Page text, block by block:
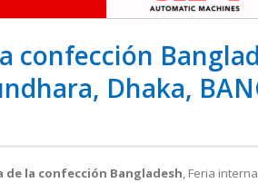
confección
Dhaka,
de la confección Bangladesh, Feria